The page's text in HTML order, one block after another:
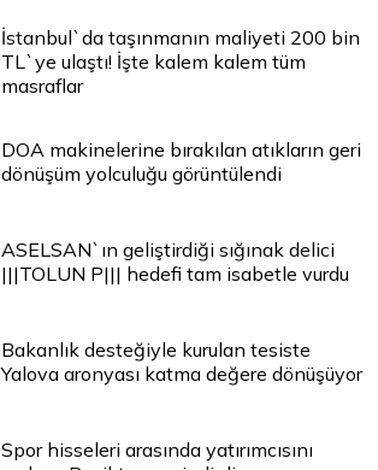
İstanbul`da taşınmanın maliyeti 200 bin
TL`ye ulaştı! İşte kalem kalem tüm
masraflar
DOA makinelerine bırakılan atıkların geri
dönüşüm yolculuğu görüntülendi
ASELSAN`ın geliştirdiği sığınak delici
|||TOLUN P||| hedefi tam isabetle vurdu
Bakanlık desteğiyle kurulan tesiste
Yalova aronyası katma değere dönüşüyor
Spor hisseleri arasında yatırımcısını